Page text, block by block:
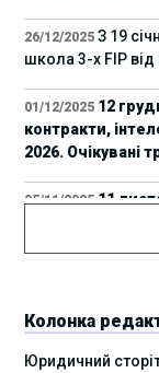
26/12/2025 З 19
школа 3-х FIP
01/12/2025 12
контракти,
2026. Очікувані
05/11/2025 11
прайвесі, IP та
17
підтримки ШІ-
Колонка
Юридичний